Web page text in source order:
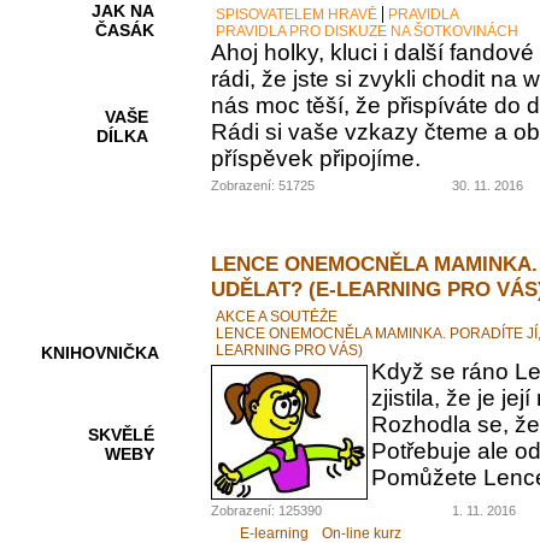
JAK NA
ČASÁK
VAŠE
DÍLKA
KNIHOVNIČKA
SKVĚLÉ
WEBY
SPISOVATELEM HRAVĚ
PRAVIDLA
PRAVIDLA PRO DISKUZE NA ŠOTKOVINÁCH
Ahoj holky, kluci i další
rádi, že jste si zvykli chodit na
nás moc těší, že přispíváte do
Rádi si vaše vzkazy čteme a
příspěvek připojíme.
Zobrazení: 51725 30. 11. 2016
LENCE ONEMOCNĚLA
UDĚLAT? (E-LEARNING PRO
AKCE A SOUTĚŽE
LENCE ONEMOCNĚLA MAMINKA. PORADÍTE
LEARNING PRO VÁS)
Když se ráno
zjistila, že je její
Rozhodla se,
Potřebuje ale
Pomůžete
Zobrazení: 125390 1. 11. 2016
E-learning On-line kurz